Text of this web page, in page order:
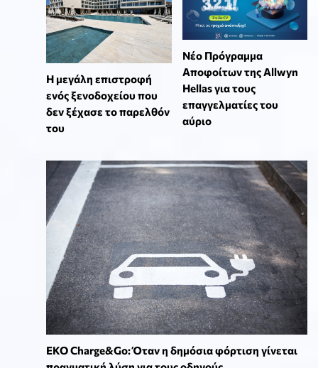
Η μεγάλη επιστροφή
ενός ξενοδοχείου που
δεν ξέχασε το παρελθόν
του
Νέο Πρόγραμμα
Αποφοίτων της Allwyn
Hellas για τους
επαγγελματίες του
αύριο
EKO Charge&Go: Όταν η δημόσια φόρτιση γίνεται